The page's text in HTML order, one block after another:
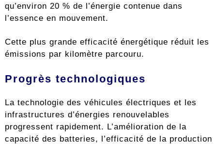
qu’environ 20 % de l’énergie contenue dans
l’essence en mouvement.
Cette plus grande efficacité énergétique réduit les
émissions par kilomètre parcouru.
Progrès technologiques
La technologie des véhicules électriques et les
infrastructures d’énergies renouvelables
progressent rapidement. L’amélioration de la
capacité des batteries, l’efficacité de la production